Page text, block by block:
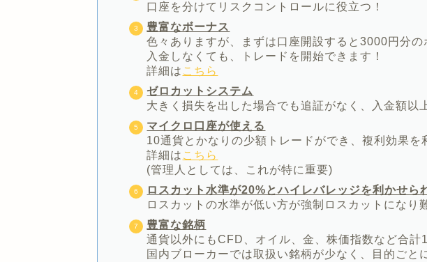
口座を分けてリスクコントロールに役立つ！
豊富なボーナス
色々ありますが、まずは口座開設すると3000円分
入金しなくても、トレードを開始できます！
詳細は こちら
ゼロカットシステム
大きく損失を出した場合でも追証がなく、入金額以
マイクロ口座が使える
10通貨とかなりの少額トレードができ、複利効果を
詳細は こちら
(管理人としては、これが特に重要)
ロスカット水準が20%とハイレバレッジを利かせら
ロスカットの水準が低い方が強制ロスカットになり
豊富な銘柄
通貨以外にもCFD、オイル、金、株価指数など合計
国内ブローカーでは取扱い銘柄が少なく、目的ごと